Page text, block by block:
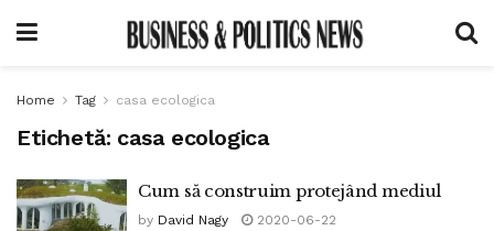
Home Tag casa ecologica
Etichetă: casa ecologica
Cum să construim protejând mediul
by David Nagy 2020-06-22